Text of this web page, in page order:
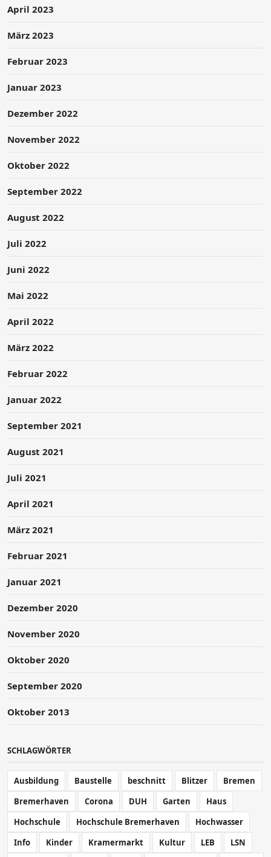
April 2023
März 2023
Februar 2023
Januar 2023
Dezember 2022
November 2022
Oktober 2022
September 2022
August 2022
Juli 2022
Juni 2022
Mai 2022
April 2022
März 2022
Februar 2022
Januar 2022
September 2021
August 2021
Juli 2021
April 2021
März 2021
Februar 2021
Januar 2021
Dezember 2020
November 2020
Oktober 2020
September 2020
Oktober 2013
SCHLAGWÖRTER
Ausbildung Baustelle beschnitt Blitzer
Bremen
Bremerhaven
Corona DUH Garten
Haus
Hochschule
Hochschule Bremerhaven
Hochwasser
Info
Kinder Kramermarkt Kultur LEB
LSN